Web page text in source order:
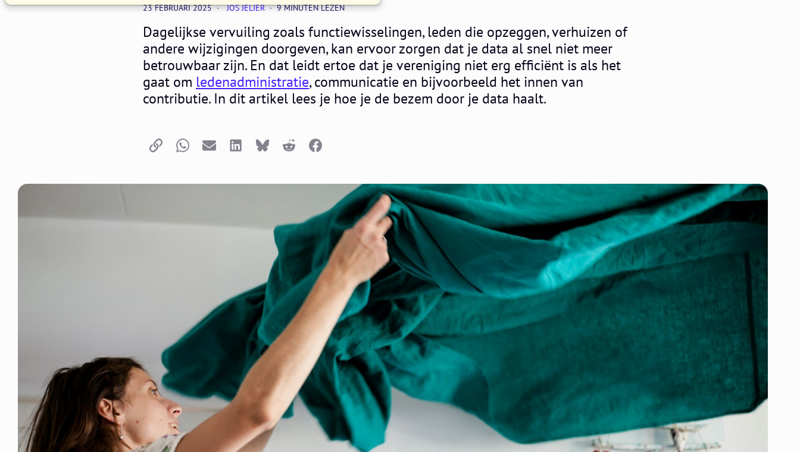
23 FEBRUARI 2025 JOS JELIER 9 MINUTEN LEZEN
Dagelijkse vervuiling zoals functiewisselingen, leden die opzeggen, verhuizen of
andere wijzigingen doorgeven, kan ervoor zorgen dat je data al snel niet meer
betrouwbaar zijn. En dat leidt ertoe dat je vereniging niet erg efficiënt is als het
gaat om ledenadministratie, communicatie en bijvoorbeeld het innen van
contributie. In dit artikel lees je hoe je de bezem door je data haalt.
Kopieer linkWhatsappE-mail LinkedInBlueskyReddit Facebook